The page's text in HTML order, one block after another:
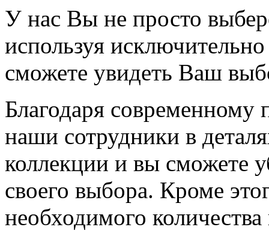
У нас Вы не просто
используя
сможете увидеть Ваш
Благодаря
наши сотрудники в
коллекции и вы сможете
своего выбора. Кроме
необходимого